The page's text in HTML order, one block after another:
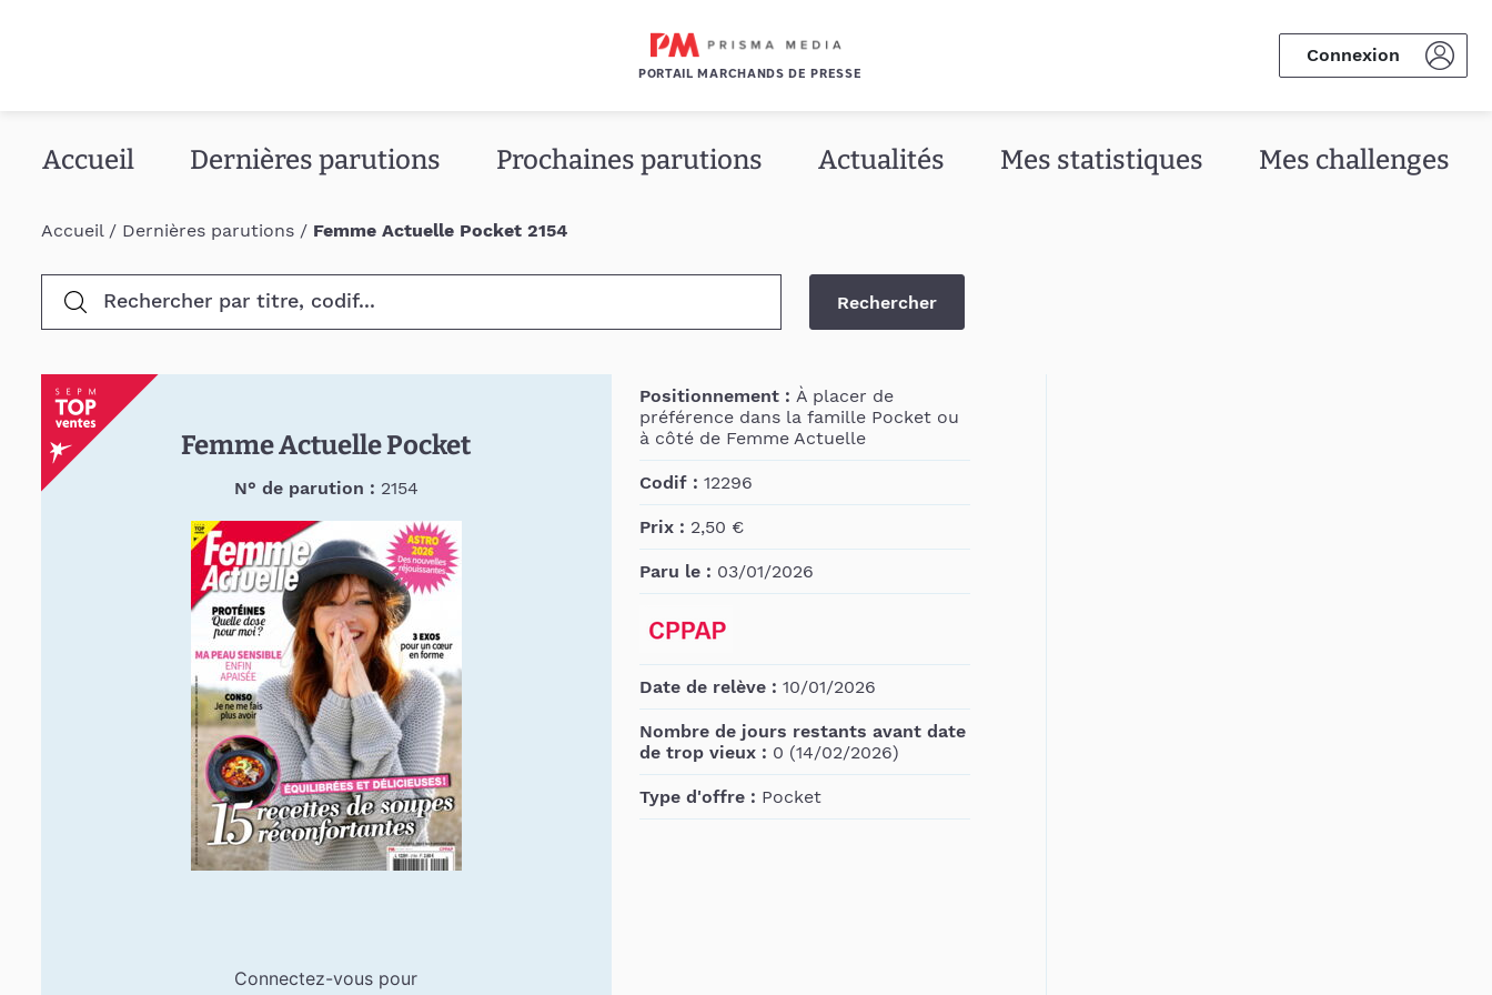
PORTAIL MARCHANDS DE PRESSE
Connexion
Accueil Dernières parutions Prochaines parutions Actualités Mes statistiques Mes challenges
Accueil / Dernières parutions / Femme Actuelle Pocket 2154
Rechercher
Femme Actuelle Pocket
N° de parution : 2154
Connectez-vous pour
Positionnement : À placer de
préférence dans la famille Pocket ou
à côté de Femme Actuelle
Codif : 12296
Prix : 2,50 €
Paru le : 03/01/2026
Date de relève : 10/01/2026
Nombre de jours restants avant date
de trop vieux : 0 (14/02/2026)
Type d'offre : Pocket